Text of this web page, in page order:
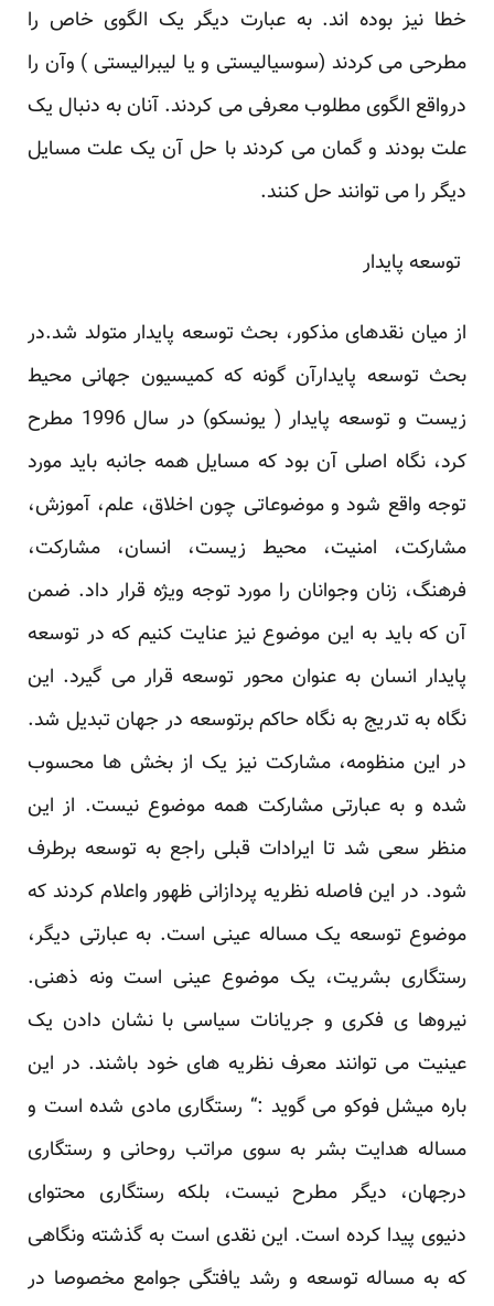
خطا نیز بوده اند. به عبارت دیگر یک الگوی خاص را
مطرحی می کردند ‏‏(سوسیالیستی و یا لیبرالیستی ) وآن را
درواقع الگوی مطلوب معرفی می کردند. آنان به دنبال یک
علت بودند ‏و گمان می کردند با حل آن یک علت مسایل
دیگر را می توانند حل کنند. ‏
از میان نقدهای مذکور، بحث توسعه پایدار متولد شد.در
بحث توسعه پایدارآن گونه که کمیسیون جهانی محیط
‏زیست و توسعه پایدار ( یونسکو) در سال 1996 مطرح
کرد، نگاه اصلی آن بود که مسایل همه جانبه باید ‏مورد
توجه واقع شود و موضوعاتی چون اخلاق، علم، آموزش،
مشارکت، امنیت، محیط زیست، انسان، ‏مشارکت،
فرهنگ، زنان وجوانان را مورد توجه ویژه قرار داد. ضمن
آن که باید به این موضوع نیز عنایت ‏کنیم که در توسعه
پایدار انسان به عنوان محور توسعه قرار می گیرد. این
نگاه به تدریج به نگاه حاکم برتوسعه ‏در جهان تبدیل شد.
در این منظومه، مشارکت نیز یک از بخش ها محسوب
شده و به عبارتی مشارکت همه ‏موضوع نیست. از این
منظر سعی شد تا ایرادات قبلی راجع به توسعه برطرف
شود. در این فاصله نظریه ‏پردازانی ظهور واعلام کردند که
موضوع توسعه یک مساله عینی است. به عبارتی دیگر،
رستگاری ‏بشریت، یک موضوع عینی است ونه ذهنی.
نیروها ی فکری و جریانات سیاسی با نشان دادن یک
عینیت می ‏توانند معرف نظریه های خود باشند. در این
باره میشل فوکو می گوید :“‌ رستگاری مادی شده است و
مساله ‏هدایت بشر به سوی مراتب روحانی و رستگاری
درجهان، دیگر مطرح نیست، بلکه رستگاری محتوای
دنیوی ‏پیدا کرده است. این نقدی است به گذشته ونگاهی
که به مساله توسعه و رشد یافتگی جوامع مخصوصا در